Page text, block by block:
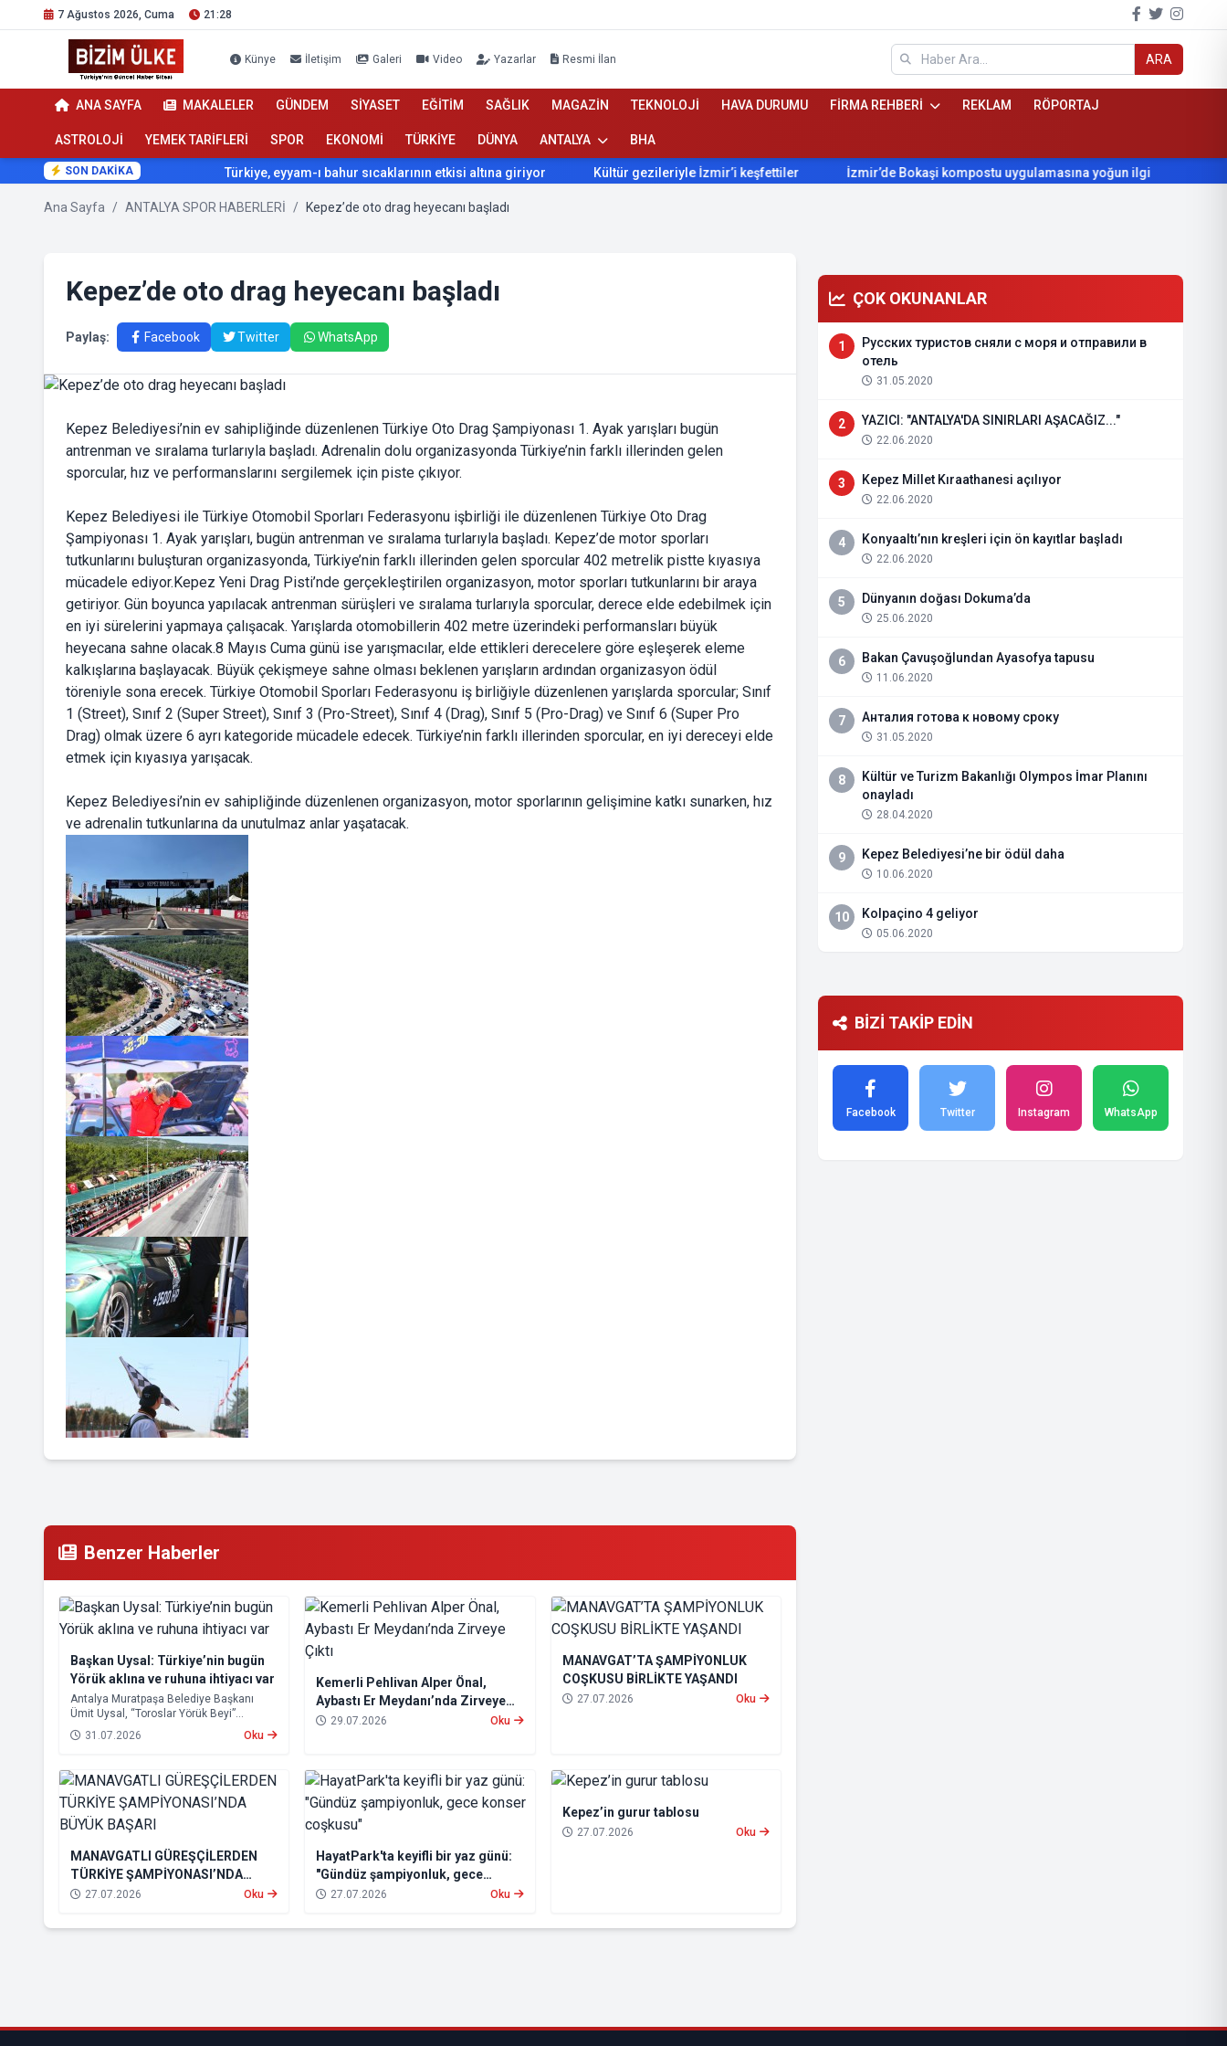
7 Ağustos 2026, Cuma 21:28
Künye İletişim Galeri Video Yazarlar Resmi İlan ARA
ANA SAYFA MAKALELER GÜNDEM SİYASET EĞİTİM SAĞLIK MAGAZİN TEKNOLOJİ HAVA DURUMU FİRMA REHBERİ REKLAM RÖPORTAJ
ASTROLOJİ YEMEK TARİFLERİ SPOR EKONOMİ TÜRKİYE DÜNYA ANTALYA BHA
SON DAKİKA Türkiye, eyyam-ı bahur sıcaklarının etkisi altına giriyor Kültür gezileriyle İzmir’i keşfettiler İzmir’de Bokaşi kompostu uygulamasına yoğun ilgi
Ana Sayfa / ANTALYA SPOR HABERLERİ / Kepez’de oto drag heyecanı başladı
Kepez’de oto drag heyecanı başladı
Paylaş: Facebook Twitter WhatsApp
Kepez Belediyesi’nin ev sahipliğinde düzenlenen Türkiye Oto Drag Şampiyonası 1. Ayak yarışları bugün
antrenman ve sıralama turlarıyla başladı. Adrenalin dolu organizasyonda Türkiye’nin farklı illerinden gelen
sporcular, hız ve performanslarını sergilemek için piste çıkıyor.
Kepez Belediyesi ile Türkiye Otomobil Sporları Federasyonu işbirliği ile düzenlenen Türkiye Oto Drag
Şampiyonası 1. Ayak yarışları, bugün antrenman ve sıralama turlarıyla başladı. Kepez’de motor sporları
tutkunlarını buluşturan organizasyonda, Türkiye’nin farklı illerinden gelen sporcular 402 metrelik pistte kıyasıya
mücadele ediyor.Kepez Yeni Drag Pisti’nde gerçekleştirilen organizasyon, motor sporları tutkunlarını bir araya
getiriyor. Gün boyunca yapılacak antrenman sürüşleri ve sıralama turlarıyla sporcular, derece elde edebilmek için
en iyi sürelerini yapmaya çalışacak. Yarışlarda otomobillerin 402 metre üzerindeki performansları büyük
heyecana sahne olacak.8 Mayıs Cuma günü ise yarışmacılar, elde ettikleri derecelere göre eşleşerek eleme
kalkışlarına başlayacak. Büyük çekişmeye sahne olması beklenen yarışların ardından organizasyon ödül
töreniyle sona erecek. Türkiye Otomobil Sporları Federasyonu iş birliğiyle düzenlenen yarışlarda sporcular; Sınıf
1 (Street), Sınıf 2 (Super Street), Sınıf 3 (Pro-Street), Sınıf 4 (Drag), Sınıf 5 (Pro-Drag) ve Sınıf 6 (Super Pro
Drag) olmak üzere 6 ayrı kategoride mücadele edecek. Türkiye’nin farklı illerinden sporcular, en iyi dereceyi elde
etmek için kıyasıya yarışacak.
Kepez Belediyesi’nin ev sahipliğinde düzenlenen organizasyon, motor sporlarının gelişimine katkı sunarken, hız
ve adrenalin tutkunlarına da unutulmaz anlar yaşatacak.
Benzer Haberler
Başkan Uysal: Türkiye’nin bugün
Yörük aklına ve ruhuna ihtiyacı var
Antalya Muratpaşa Belediye Başkanı
Ümit Uysal, “Toroslar Yörük Beyi”
unvanının ve berat belgesinin takdim
edildiği törende, Yörük kültürünün liyakat,
sorun çözme anlayışıyla Türkiye’nin
geleceğine yön verecek güçlü değerler
taşıdığını belirtti.
31.07.2026 Oku
Kemerli Pehlivan Alper Önal,
Aybastı Er Meydanı’nda Zirveye
Çıktı29.07.2026 Oku
MANAVGAT’TA ŞAMPİYONLUK
COŞKUSU BİRLİKTE YAŞANDI
27.07.2026 Oku
MANAVGATLI GÜREŞÇİLERDEN
TÜRKİYE ŞAMPİYONASI’NDA
BÜYÜK BAŞARI
27.07.2026 Oku
HayatPark'ta keyifli bir yaz günü:
"Gündüz şampiyonluk, gece
konser coşkusu"
27.07.2026 Oku
Kepez’in gurur tablosu
27.07.2026 Oku
ÇOK OKUNANLAR
1
Русских туристов сняли с моря и отправили в
отель
31.05.2020
2 YAZICI: "ANTALYA'DA SINIRLARI AŞACAĞIZ..."
22.06.2020
3 Kepez Millet Kıraathanesi açılıyor
22.06.2020
4 Konyaaltı’nın kreşleri için ön kayıtlar başladı
22.06.2020
5 Dünyanın doğası Dokuma’da
25.06.2020
6 Bakan Çavuşoğlundan Ayasofya tapusu
11.06.2020
7 Анталия готова к новому сроку
31.05.2020
8
Kültür ve Turizm Bakanlığı Olympos İmar Planını
onayladı
28.04.2020
9 Kepez Belediyesi’ne bir ödül daha
10.06.2020
10 Kolpaçino 4 geliyor
05.06.2020
BİZİ TAKİP EDİN
Facebook Twitter Instagram WhatsApp